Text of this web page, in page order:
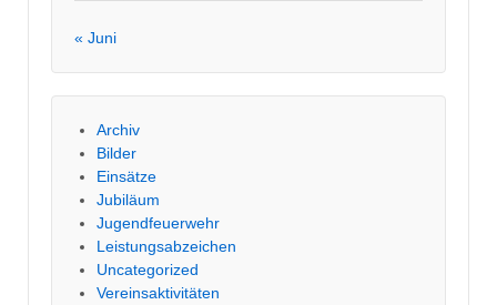
« Juni
Archiv
Bilder
Einsätze
Jubiläum
Jugendfeuerwehr
Leistungsabzeichen
Uncategorized
Vereinsaktivitäten